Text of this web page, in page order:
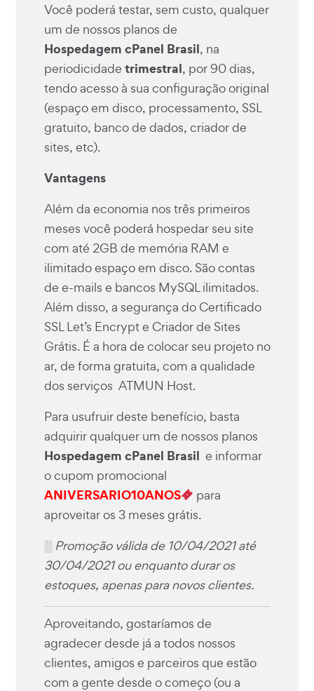
Você poderá testar, sem custo, qualquer
um de nossos planos de
Hospedagem cPanel Brasil, na
periodicidade trimestral, por 90 dias,
tendo acesso à sua configuração original
(espaço em disco, processamento, SSL
gratuito, banco de dados, criador de
sites, etc).
Vantagens
Além da economia nos três primeiros
meses você poderá hospedar seu site
com até 2GB de memória RAM e
ilimitado espaço em disco. São contas
de e-mails e bancos MySQL ilimitados.
Além disso, a segurança do Certificado
SSL Let’s Encrypt e Criador de Sites
Grátis. É a hora de colocar seu projeto no
ar, de forma gratuita, com a qualidade
dos serviços ATMUN Host.
Para usufruir deste benefício, basta
adquirir qualquer um de nossos planos
Hospedagem cPanel Brasil e informar
o cupom promocional
ANIVERSARIO10ANOS
para
aproveitar os 3 meses grátis.
░ Promoção válida de 10/04/2021 até
30/04/2021 ou enquanto durar os
estoques, apenas para novos clientes.
Aproveitando, gostaríamos de
agradecer desde já a todos nossos
clientes, amigos e parceiros que estão
com a gente desde o começo (ou a